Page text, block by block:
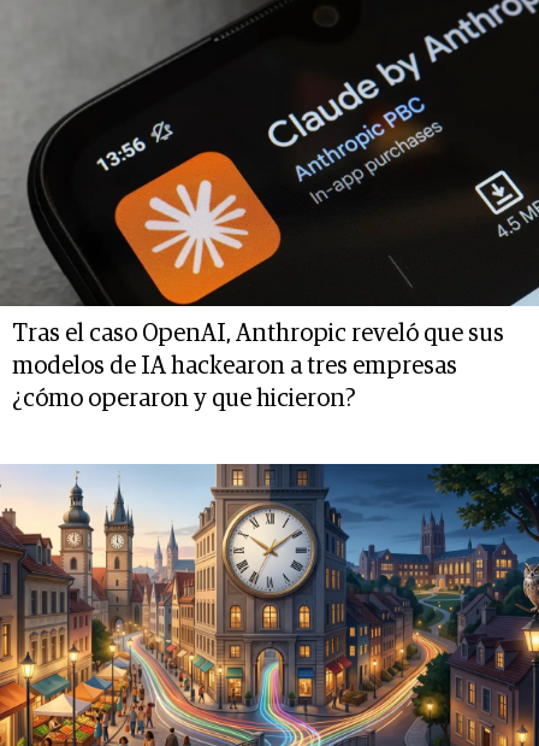
Tras el caso OpenAI, Anthropic reveló que sus
modelos de IA hackearon a tres empresas
¿cómo operaron y que hicieron?